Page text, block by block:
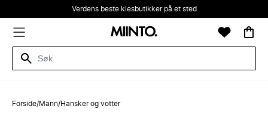
Verdens beste klesbutikker på et sted
Forside/Mann/Hansker og votter